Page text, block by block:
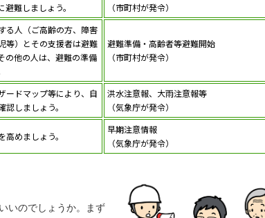
避難しましょう。
（市町村が発令）
る人（ご高齢の方、障害
等）とその支援者は避難
の他の人は、避難の準備
避難準備・高齢者等避難開始
（市町村が発令）
ードマップ等により、自
認しましょう。
洪水注意報、大雨注意報等
（気象庁が発令）
高めましょう。
早期注意情報
（気象庁が発令）
いのでしょうか。まず